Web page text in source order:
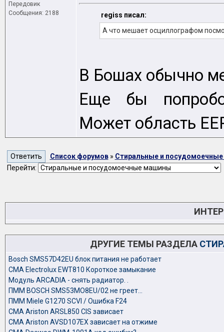
Передовик
Сообщения: 2188
regiss писал:
А что мешает осциллографом
В Бошах обычно
Еще бы
Может область
Список форумов» Стиральные и
Перейти:
ДРУГИЕ ТЕМЫ РАЗДЕЛА
Bosch SMS57D42EU блок питания не работает
CMA Electrolux EWT810 Короткое замыкание
Модуль ARCADIA - снять радиатор. .
ПММ BOSCH SMS53MO8EU/02 не греет...
ПММ Miele G1270 SCVI / Ошибка F24
СМА Ariston ARSL850 CIS зависает
СМА Ariston AVSD107EX зависает на отжиме